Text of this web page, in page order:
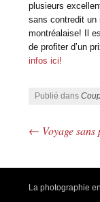
plusieurs
sans contredit un
montréalaise! Il
de profiter d’un
infos ici!
Publié dans
Navigation
← Voyage sans
La photographie